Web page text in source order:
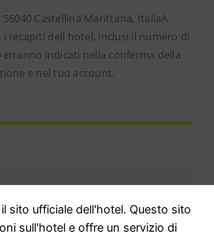
56040 Castellina Marittima, ItaliaA
recapiti dell hotel, inclusi il numero di
indicati nella conferma della
e nel tuo account.
sito ufficiale dell'hotel. Questo sito
sull'hotel e offre un servizio di